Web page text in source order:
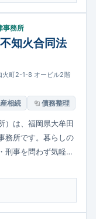
事務所
知火合同法
町2-1-8 オービル2階
相続 債務整理
）は、福岡県大牟田
務所です。暮らしの
刑事を問わず気軽に
借金・多重債務、
題など幅広い分野で
続きまでサポートし